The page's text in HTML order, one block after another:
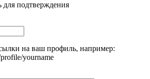
для подтверждения
на ваш профиль, например:
yourname